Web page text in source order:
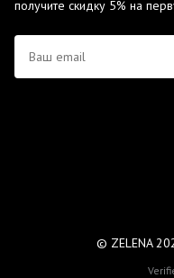
получите скидку 5% на
© ZELENA